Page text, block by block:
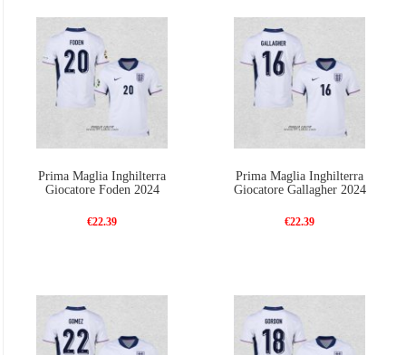
Prima Maglia Inghilterra
Giocatore Foden 2024
€22.39
Prima Maglia Inghilterra
Giocatore Gallagher 2024
€22.39